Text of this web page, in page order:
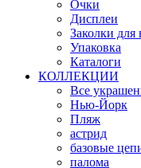
Очки
Дисплеи
Заколки для
Упаковка
Каталоги
КОЛЛЕКЦИИ
Все
Нью-Йорк
Пляж
астрид
базовые
палома